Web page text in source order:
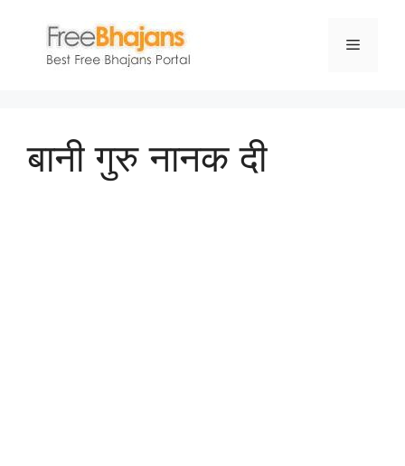
content
Menu
बानी गुरु नानक दी